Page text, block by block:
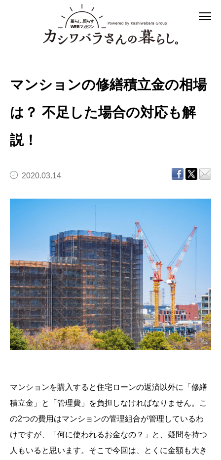
マンションの修繕積立金の相場
は？ 不足した場合の対応も解
説！
2020.03.14
マンションを購入すると住宅ローンの返済以外に「修繕
積立金」と「管理費」を負担しなければなりません。こ
の2つの費用はマンションの管理組合が管理しているわ
けですが、「何に使われるお金なの？」と、疑問を持つ
人もいると思います。そこで今回は、とくに金額も大き